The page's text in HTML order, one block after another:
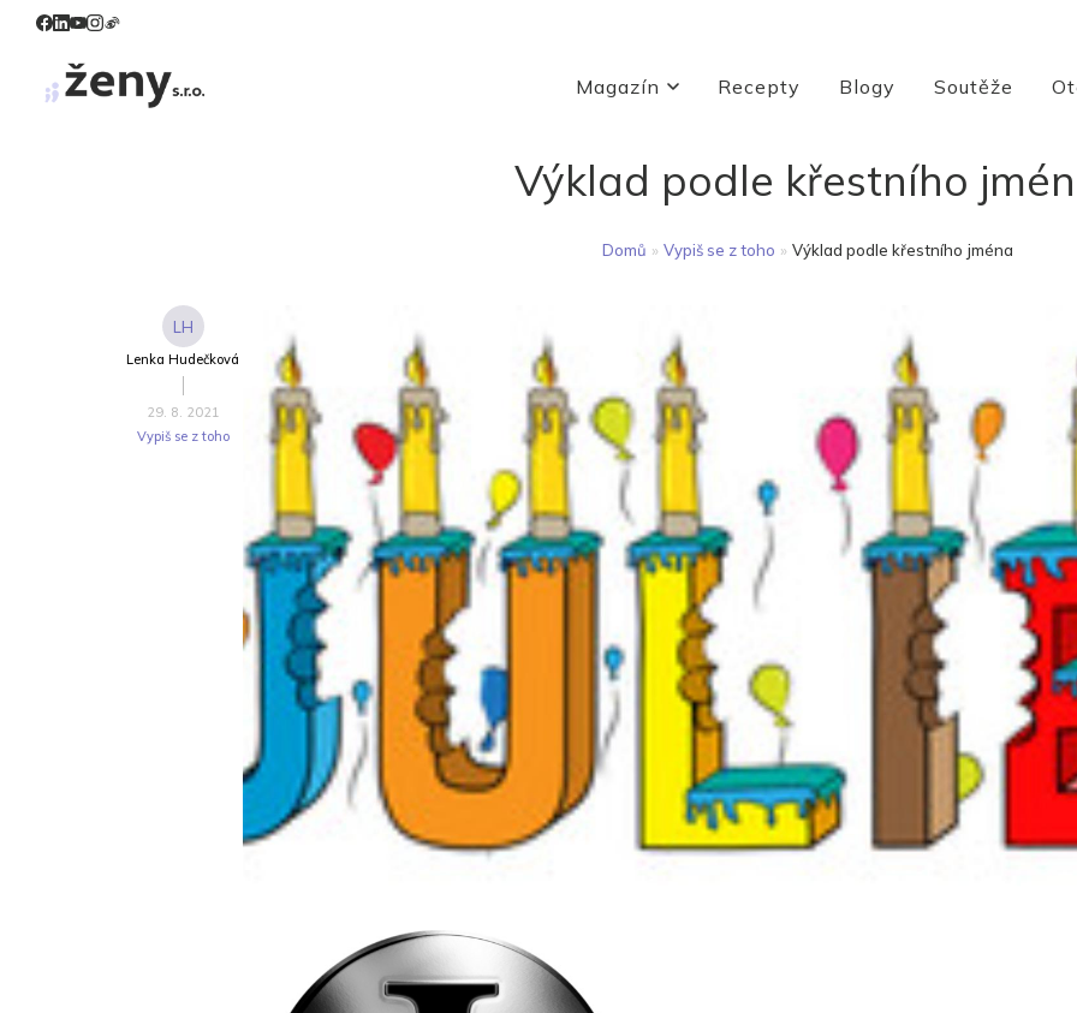
Magazín Recepty Blogy Soutěže
Výklad podle křestního
Domů » Vypiš se z toho » Výklad podle křestního jména
LH
Lenka Hudečková
29. 8. 2021
Vypiš se z toho